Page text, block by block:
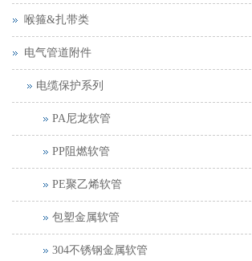
喉箍&扎带类
电气管道附件
电缆保护系列
PA尼龙软管
PP阻燃软管
PE聚乙烯软管
包塑金属软管
304不锈钢金属软管